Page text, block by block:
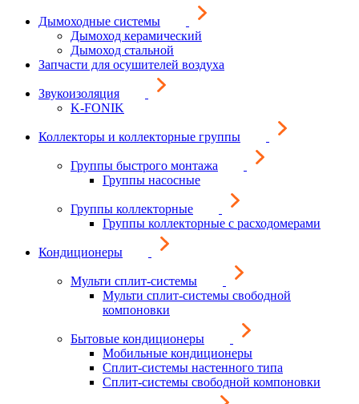
Дымоходные системы
Дымоход керамический
Дымоход стальной
Запчасти для осушителей воздуха
Звукоизоляция
K-FONIK
Коллекторы и коллекторные группы
Группы быстрого монтажа
Группы насосные
Группы коллекторные
Группы коллекторные с расходомерами
Кондиционеры
Мульти сплит-системы
Мульти сплит-системы свободной
компоновки
Бытовые кондиционеры
Мобильные кондиционеры
Сплит-системы настенного типа
Сплит-системы свободной компоновки